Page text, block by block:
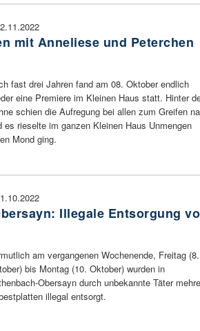
mit Anneliese und Peterchen
fast drei Jahren fand am 08. Oktober endlich
eine Premiere im Kleinen Haus statt. Hinter
schien die Aufregung bei allen zum Greifen
es rieselte im ganzen Kleinen Haus Unmengen
Mond ging.
Illegale Entsorgung
am vergangenen Wochenende, Freitag (8.
bis Montag (10. Oktober) wurden in
Obersayn durch unbekannte Täter
illegal entsorgt.